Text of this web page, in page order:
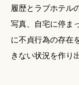
履歴とラブホテル
写真、自宅に停ま
に不貞行為の存在
きない状況を作り